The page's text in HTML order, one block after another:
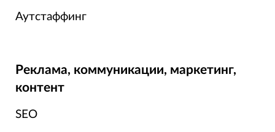
Аутстаффинг
Реклама, коммуникации, маркетинг,
контент
SEO